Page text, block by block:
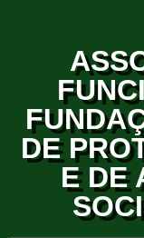
DE
E DE